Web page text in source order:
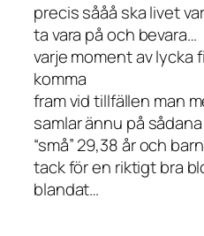
precis sååå ska livet
ta vara på och bevara…
varje moment av lycka
komma
fram vid tillfällen man
samlar ännu på
“små” 29,38 år och
tack för en riktigt bra
blandat…